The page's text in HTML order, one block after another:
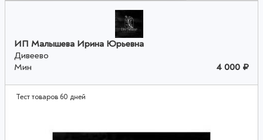
ИП Малышева Ирина Юрьевна
Дивеево
Мин
4 000 ₽
Тест товаров 60 дней